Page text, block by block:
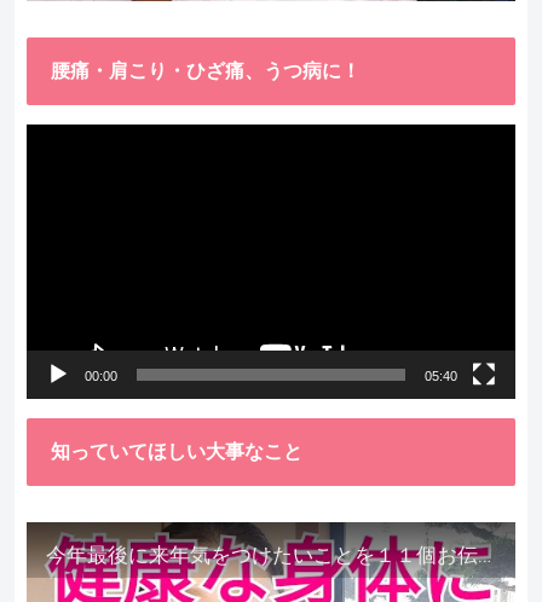
腰痛・肩こり・ひざ痛、うつ病に！
00:00 05:40
知っていてほしい大事なこと
今年最後に来年気をつけたいことを１１個お伝えします。